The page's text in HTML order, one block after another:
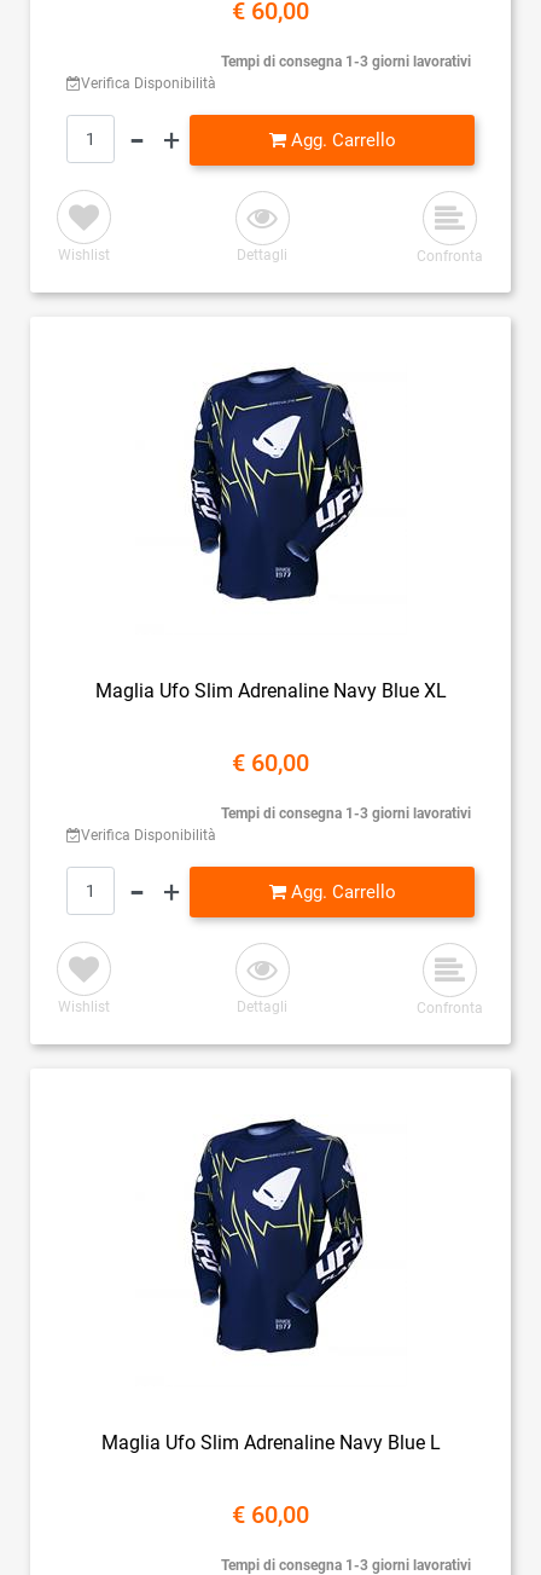
€ 60,00
Verifica Disponibilità
Tempi di consegna 1-3 giorni lavorativi
Quantità
Agg. Carrello
Wishlist Dettagli Confronta
Maglia Ufo Slim Adrenaline Navy Blue XL
€ 60,00
Verifica Disponibilità
Tempi di consegna 1-3 giorni lavorativi
Quantità
Agg. Carrello
Wishlist Dettagli Confronta
Maglia Ufo Slim Adrenaline Navy Blue L
€ 60,00
Tempi di consegna 1-3 giorni lavorativi